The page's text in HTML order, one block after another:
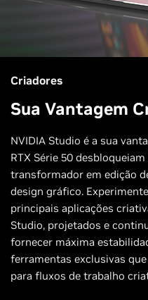
Criadores
Sua Vantagem
NVIDIA Studio é a sua
RTX Série 50
transformador em edição
design gráfico.
principais aplicações
Studio, projetados e
fornecer máxima
ferramentas exclusivas
para fluxos de trabalho